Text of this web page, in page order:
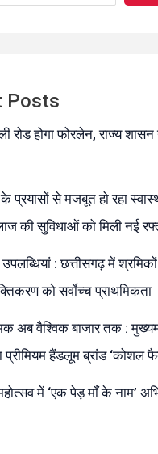
Posts
रोड होगा फोरलेन, राज्य
प्रयासों से मजबूत हो रहा
की सुविधाओं को मिली नई
: छत्तीसगढ़ में
को सर्वाेच्च प्राथमिकता
अब वैश्विक बाजार तक :
प्रीमियम हैंडलूम ब्रांड ‘कोशल
में ‘एक पेड़ माँ के नाम’